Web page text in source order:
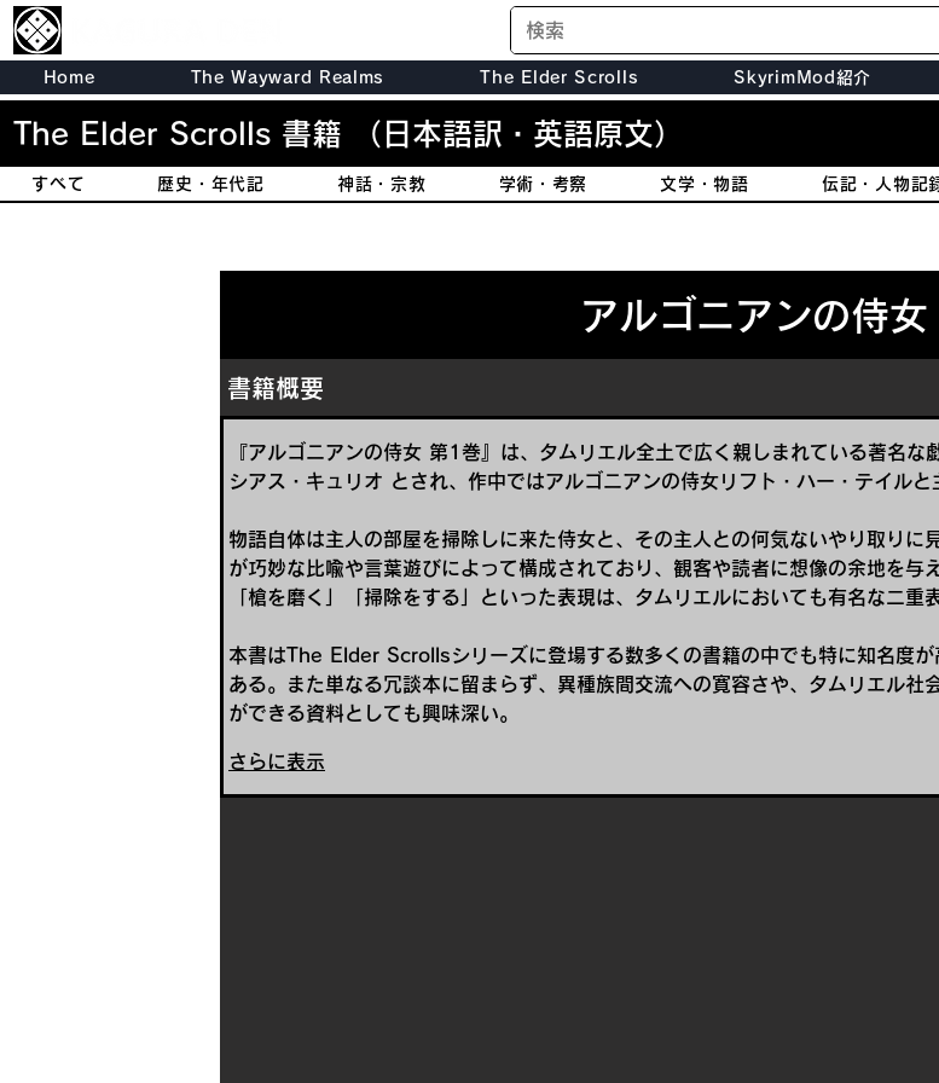
Home The Wayward Realms The Elder Scrolls SkyrimMod紹介
The Elder Scrolls 書籍 （日本語訳・英語原文）
すべて 歴史・年代記 神話・宗教 学術・考察 文学・物語 伝記・人物記
アルゴニアンの侍
書籍概要
『アルゴニアンの侍女 第1巻』は、タムリエル全土で広く親しまれている著名
シアス・キュリオ とされ、作中ではアルゴニアンの侍女リフト・ハー・テイル
物語自体は主人の部屋を掃除しに来た侍女と、その主人との何気ないやり取りに
が巧妙な比喩や言葉遊びによって構成されており、観客や読者に想像の余地を与
「槍を磨く」「掃除をする」といった表現は、タムリエルにおいても有名な二重
本書はThe Elder Scrollsシリーズに登場する数多くの書籍の中でも特に知名度
ある。また単なる冗談本に留まらず、異種族間交流への寛容さや、タムリエル社
ができる資料としても興味深い。
さらに表示